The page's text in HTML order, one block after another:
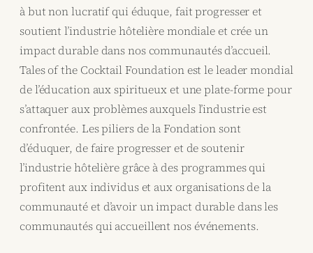
à but non lucratif qui éduque, fait progresser et
soutient l’industrie hôtelière mondiale et crée un
impact durable dans nos communautés d’accueil.
Tales of the Cocktail Foundation est le leader mondial
de l’éducation aux spiritueux et une plate-forme pour
s’attaquer aux problèmes auxquels l’industrie est
confrontée. Les piliers de la Fondation sont
d’éduquer, de faire progresser et de soutenir
l’industrie hôtelière grâce à des programmes qui
profitent aux individus et aux organisations de la
communauté et d’avoir un impact durable dans les
communautés qui accueillent nos événements.